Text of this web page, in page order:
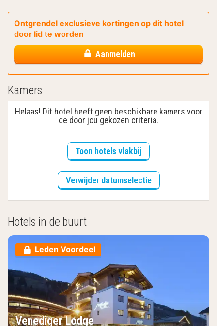
Ontgrendel exclusieve kortingen op dit hotel
door lid te worden
Aanmelden
Kamers
Helaas! Dit hotel heeft geen beschikbare kamers voor
de door jou gekozen criteria.
Toon hotels vlakbij
Verwijder datumselectie
Hotels in de buurt
Leden Voordeel
Venediger Lodge